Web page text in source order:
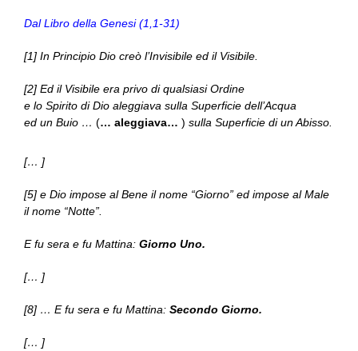
Dal Libro della Genesi (1,1-31)
[1] In Principio Dio creò l’Invisibile ed il Visibile.
[2] Ed il Visibile era privo di qualsiasi Ordine
e lo Spirito di Dio aleggiava sulla Superficie dell’Acqua
ed un Buio … (… aleggiava… ) sulla Superficie di un Abisso.
[… ]
[5] e Dio impose al Bene il nome “Giorno” ed impose al Male
il nome “Notte”.
E fu sera e fu Mattina: Giorno Uno.
[… ]
[8] … E fu sera e fu Mattina: Secondo Giorno.
[… ]